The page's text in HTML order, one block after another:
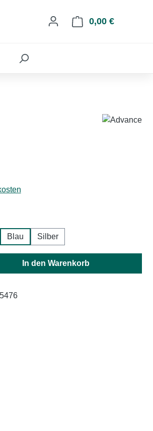
0,00 €
Blau Silber
gewünschten Wert ein
In den Warenkorb